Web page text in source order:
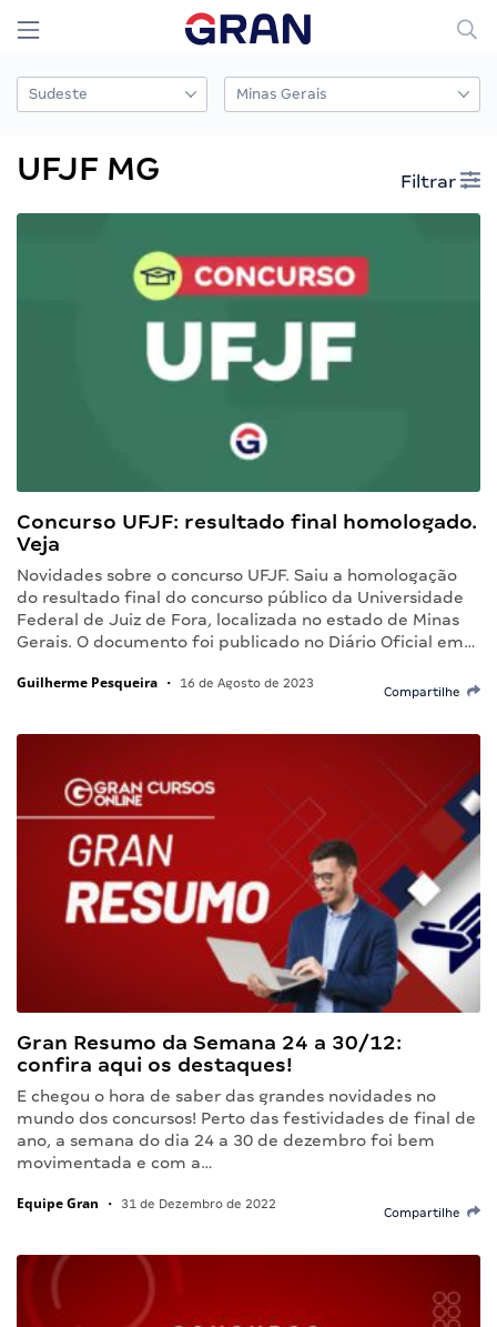
UFJF MG Filtrar
Concurso UFJF: resultado final homologado.
Veja
Novidades sobre o concurso UFJF. Saiu a homologação
do resultado final do concurso público da Universidade
Federal de Juiz de Fora, localizada no estado de Minas
Gerais. O documento foi publicado no Diário Oficial em…
Guilherme Pesqueira • 16 de Agosto de 2023
Compartilhe
Gran Resumo da Semana 24 a 30/12:
confira aqui os destaques!
E chegou o hora de saber das grandes novidades no
mundo dos concursos! Perto das festividades de final de
ano, a semana do dia 24 a 30 de dezembro foi bem
movimentada e com a…
Equipe Gran • 31 de Dezembro de 2022
Compartilhe